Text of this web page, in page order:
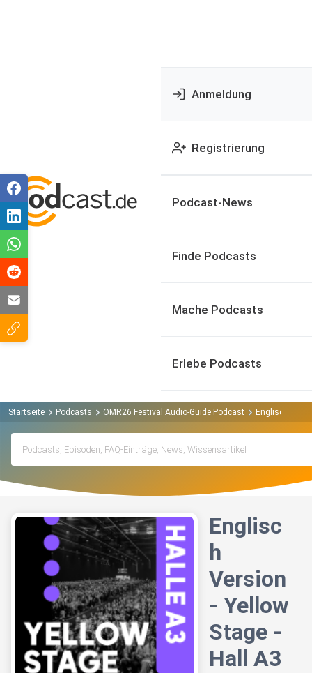
Anmeldung
Registrierung
Podcast-News
Finde Podcasts
Mache Podcasts
Erlebe Podcasts
Startseite Podcasts OMR26 Festival Audio-Guide Podcast Englisch
Englisc
h
Version
- Yellow
Stage -
Hall A3